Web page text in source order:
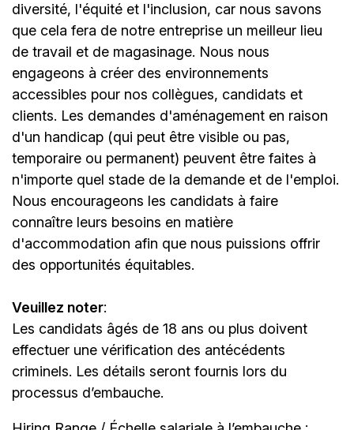
diversité, l'équité et l'inclusion, car nous savons
que cela fera de notre entreprise un meilleur lieu
de travail et de magasinage. Nous nous
engageons à créer des environnements
accessibles pour nos collègues, candidats et
clients. Les demandes d'aménagement en raison
d'un handicap (qui peut être visible ou pas,
temporaire ou permanent) peuvent être faites à
n'importe quel stade de la demande et de l'emploi.
Nous encourageons les candidats à faire
connaître leurs besoins en matière
d'accommodation afin que nous puissions offrir
des opportunités équitables.
Veuillez noter:
Les candidats âgés de 18 ans ou plus doivent
effectuer une vérification des antécédents
criminels. Les détails seront fournis lors du
processus d’embauche.